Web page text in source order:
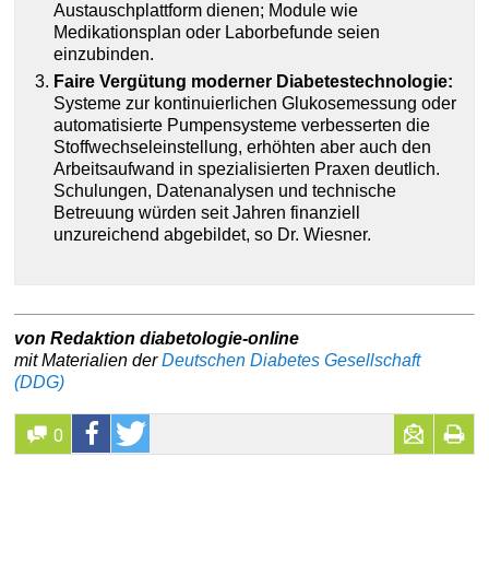
Austauschplattform dienen; Module wie
Medikationsplan oder Laborbefunde seien
einzubinden.
Faire Vergütung moderner Diabetestechnologie:
Systeme zur kontinuierlichen Glukosemessung oder
automatisierte Pumpensysteme verbesserten die
Stoffwechseleinstellung, erhöhten aber auch den
Arbeitsaufwand in spezialisierten Praxen deutlich.
Schulungen, Datenanalysen und technische
Betreuung würden seit Jahren finanziell
unzureichend abgebildet, so Dr. Wiesner.
von Redaktion diabetologie-online
mit Materialien derDeutschen Diabetes Gesellschaft
(DDG)
0